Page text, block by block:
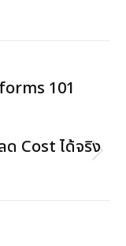
101
ด Cost ได้จริง